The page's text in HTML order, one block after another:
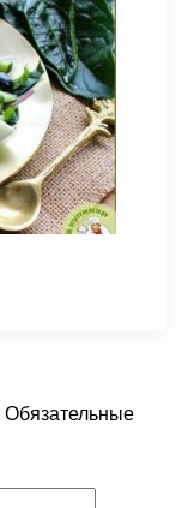
Обязательные